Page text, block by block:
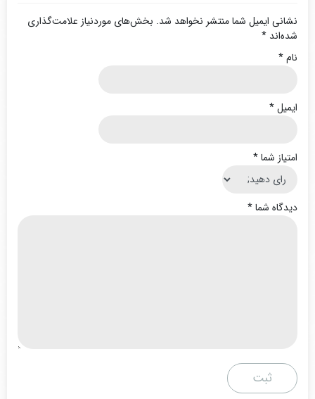
نشانی ایمیل شما منتشر نخواهد شد. بخش‌های موردنیاز علامت‌گذاری
شده‌اند *
نام*
ایمیل*
امتیاز شما*
دیدگاه شما*